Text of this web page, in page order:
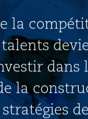
la
dans
la
stratégies de